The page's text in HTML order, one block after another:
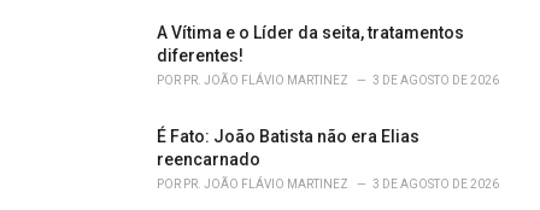
A Vítima e o Líder da seita, tratamentos
diferentes!
POR PR. JOÃO FLÁVIO MARTINEZ 3 DE AGOSTO DE 2026
É Fato: João Batista não era Elias
reencarnado
POR PR. JOÃO FLÁVIO MARTINEZ 3 DE AGOSTO DE 2026